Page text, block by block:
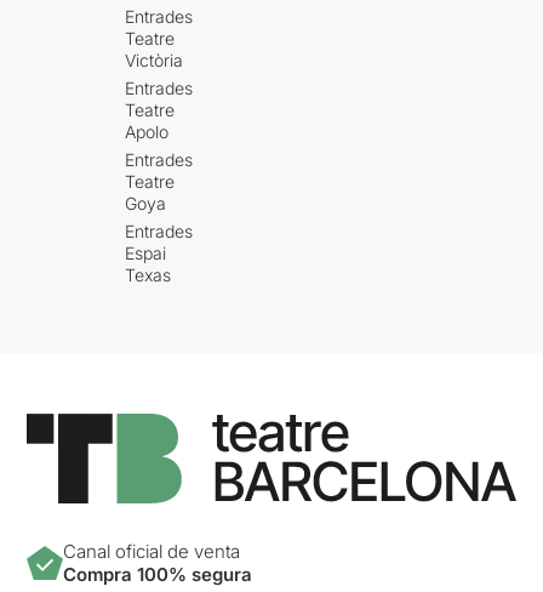
Entrades
Teatre
Victòria
Entrades
Teatre
Apolo
Entrades
Teatre
Goya
Entrades
Espai
Texas
Canal oficial de venta
Compra 100% segura